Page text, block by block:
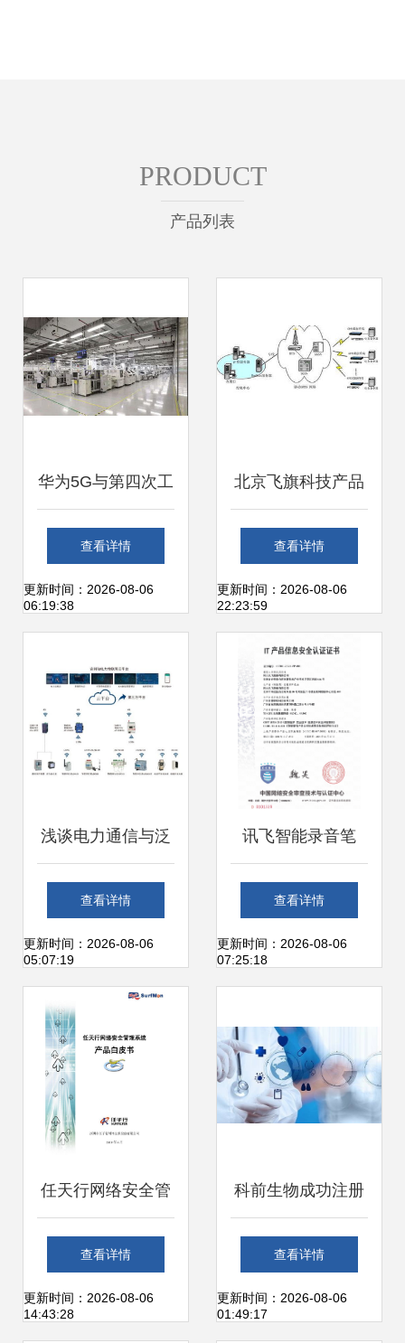
PRODUCT
产品列表
华为5G与第四次工
业革命 一举两得的
战略支点
查看详情
更新时间：2026-08-06
06:19:38
北京飞旗科技产品
WTE0601G详细功
能说明与网络技术
开发应用分析
查看详情
更新时间：2026-08-06
22:23:59
浅谈电力通信与泛
在电力物联网技术
的应用与发展
查看详情
更新时间：2026-08-06
05:07:19
讯飞智能录音笔
SR702、SR502顺
利通过CCRC信息
和隐私保障双优之
选
查看详情
更新时间：2026-08-06
07:25:18
任天行网络安全管
理系统产品白皮
书-201004
查看详情
更新时间：2026-08-06
14:43:28
科前生物成功注册
IPO，技术驱动迈
向资本市场新里程
查看详情
更新时间：2026-08-06
01:49:17